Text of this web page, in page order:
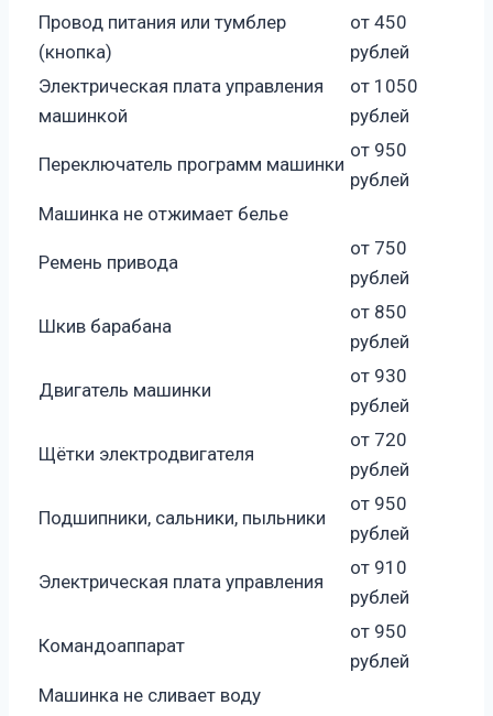
Провод питания или тумблер
(кнопка)
от 450
рублей
Электрическая плата управления
машинкой
от 1050
рублей
Переключатель программ машинки
от 950
рублей
Машинка не отжимает белье
Ремень привода
от 750
рублей
Шкив барабана
от 850
рублей
Двигатель машинки
от 930
рублей
Щётки электродвигателя
от 720
рублей
Подшипники, сальники, пыльники
от 950
рублей
Электрическая плата управления
от 910
рублей
Командоаппарат
от 950
рублей
Машинка не сливает воду